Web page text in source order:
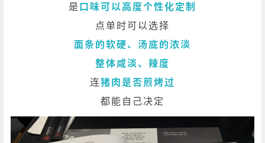
是 口味可以高度个性化定制
点单时可以选择
面条的软硬、汤底的浓淡
整体咸淡、辣度
连猪肉是否煎烤过
都能自己决定